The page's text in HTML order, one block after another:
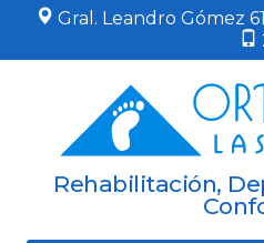
Gral. Leandro Gómez
Rehabilitación,